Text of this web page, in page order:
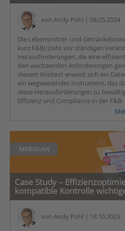
von Andy Pohl | 08.05.2024
Die Lebensmittel- und
kurz F&B) steht vor ständigen
Herausforderungen, die eine
den wachsenden Anforderungen
diesem Kontext erweist sich ein
ein wegweisendes Instrument, das
diese Herausforderungen zu
Effizienz und Compliance in der
Case Study –
kompatible Kontrolle
von Andy Pohl | 18.10.2023